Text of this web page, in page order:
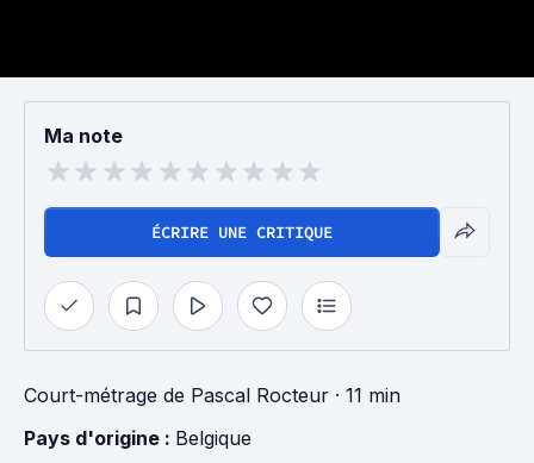
Ma note
ÉCRIRE UNE CRITIQUE
Court-métrage de Pascal Rocteur · 11 min
Pays d'origine : Belgique